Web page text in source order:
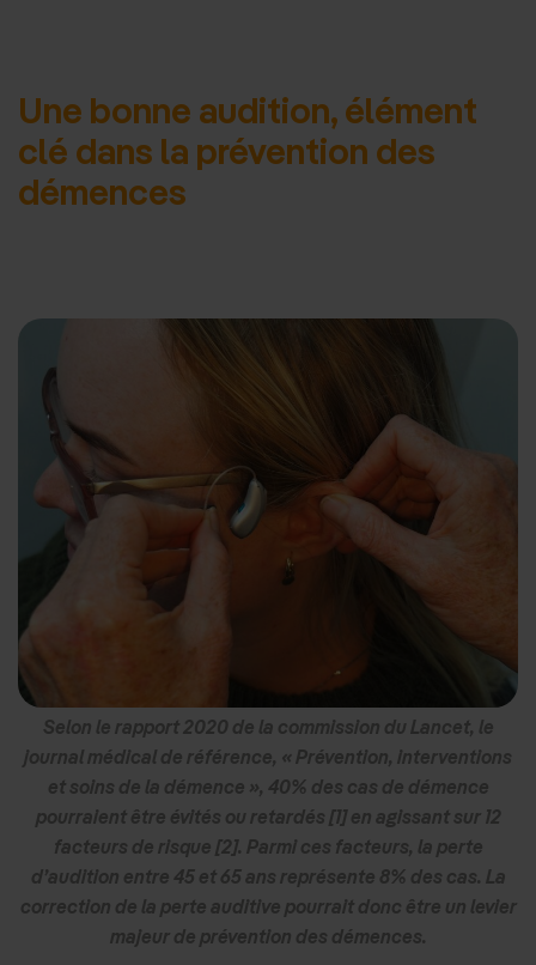
Une bonne audition, élément
clé dans la prévention des
démences
Selon le rapport 2020 de la commission du Lancet, le
journal médical de référence, « Prévention, interventions
et soins de la démence », 40% des cas de démence
pourraient être évités ou retardés [1] en agissant sur 12
facteurs de risque [2]. Parmi ces facteurs, la perte
d’audition entre 45 et 65 ans représente 8% des cas. La
correction de la perte auditive pourrait donc être un levier
majeur de prévention des démences.